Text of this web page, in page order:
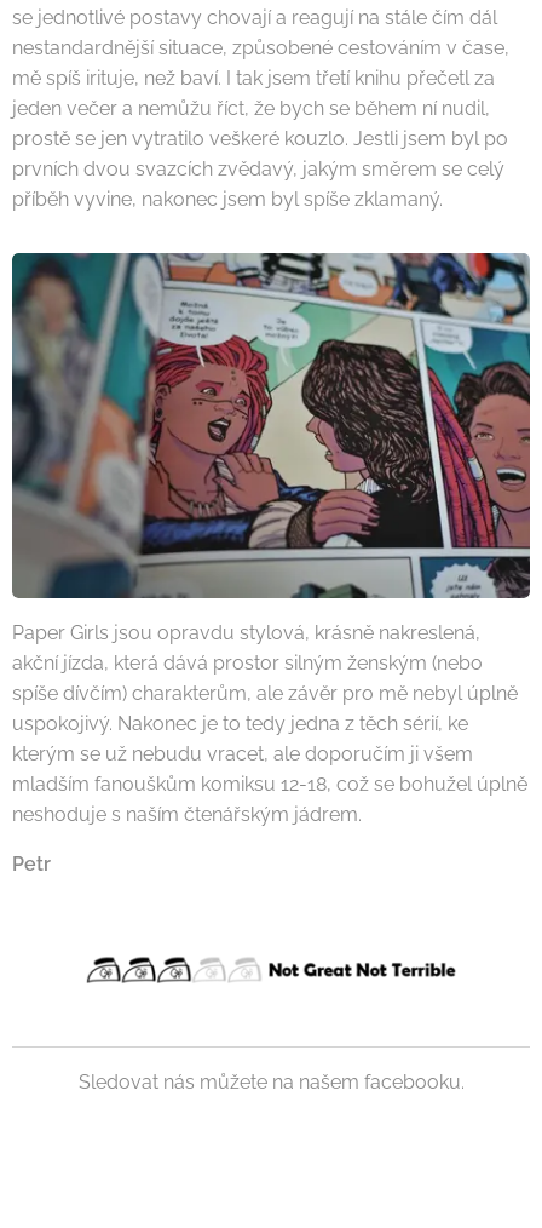
se jednotlivé postavy chovají a reagují na stále čím dál
nestandardnější situace, způsobené cestováním v čase,
mě spíš irituje, než baví. I tak jsem třetí knihu přečetl za
jeden večer a nemůžu říct, že bych se během ní nudil,
prostě se jen vytratilo veškeré kouzlo. Jestli jsem byl po
prvních dvou svazcích zvědavý, jakým směrem se celý
příběh vyvine, nakonec jsem byl spíše zklamaný.
Paper Girls jsou opravdu stylová, krásně nakreslená,
akční jízda, která dává prostor silným ženským (nebo
spíše dívčím) charakterům, ale závěr pro mě nebyl úplně
uspokojivý. Nakonec je to tedy jedna z těch sérií, ke
kterým se už nebudu vracet, ale doporučím ji všem
mladším fanouškům komiksu 12-18, což se bohužel úplně
neshoduje s naším čtenářským jádrem.
Petr
Sledovat nás můžete na našem facebooku.